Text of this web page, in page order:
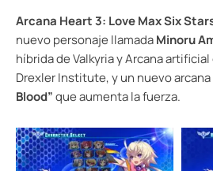
Arcana Heart 3: Love Max Six
nuevo personaje llamadaMinoru
híbrida de Valkyria y Arcana
Drexler Institute, y un nuevo
Blood”que aumenta la fuerza.